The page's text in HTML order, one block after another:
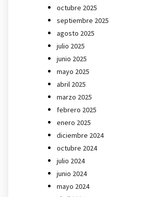
octubre 2025
septiembre 2025
agosto 2025
julio 2025
junio 2025
mayo 2025
abril 2025
marzo 2025
febrero 2025
enero 2025
diciembre 2024
octubre 2024
julio 2024
junio 2024
mayo 2024